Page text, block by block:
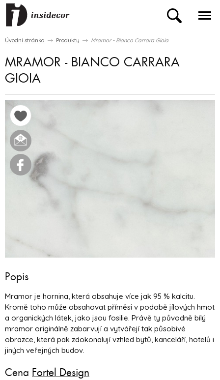
Úvodní stránka Produkty Mramor - Bianco Carrara Gioia
MRAMOR - BIANCO CARRARA
GIOIA
Popis
Mramor je hornina, která obsahuje více jak 95 % kalcitu.
Kromě toho může obsahovat příměsi v podobě jílových hmot
a organických látek, jako jsou fosilie. Právě ty původně bílý
mramor originálně zabarvují a vytvářejí tak působivé
obrazce, která pak zdokonalují vzhled bytů, kanceláří, hotelů i
jiných veřejných budov.
Cena Fortel Design